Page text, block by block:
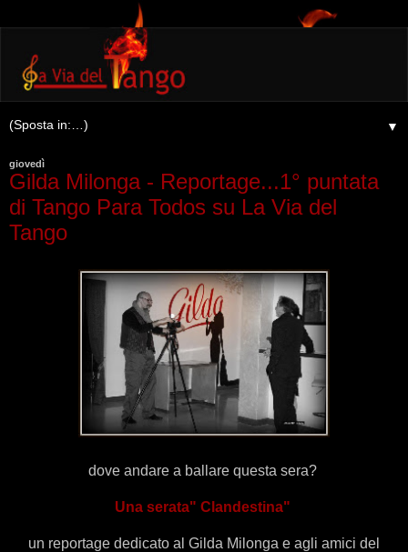
▼
giovedì
Gilda Milonga - Reportage...1° puntata
di Tango Para Todos su La Via del
Tango
dove andare a ballare questa sera?
Una serata" Clandestina"
un reportage dedicato al Gilda Milonga e agli amici del